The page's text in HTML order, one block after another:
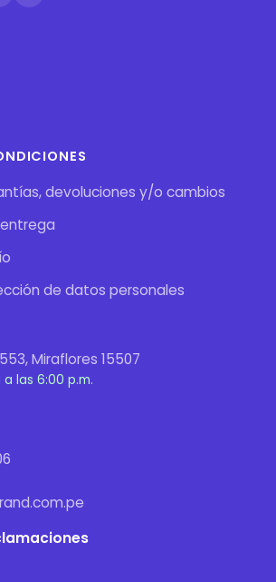
devoluciones y/o cambios
de datos personales
Miraflores 15507
a las 6:00 p.m.